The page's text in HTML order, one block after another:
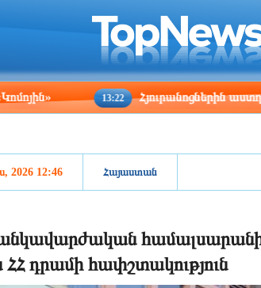
Los Angeles
02:48
Beijing
17:48
13:22 Հյուրանոցներին աստղեր
2026 12:46 Հայաստան
ՀՀ դրամի հափշտակություն